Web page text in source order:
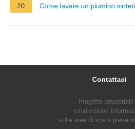
20 Come lavare un piumino
Contattaci
Progetto amatoriale
condivisione
sulle aree di sosta